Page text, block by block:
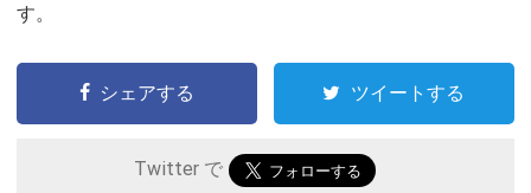
す。
シェアする ツイートする
Twitter で